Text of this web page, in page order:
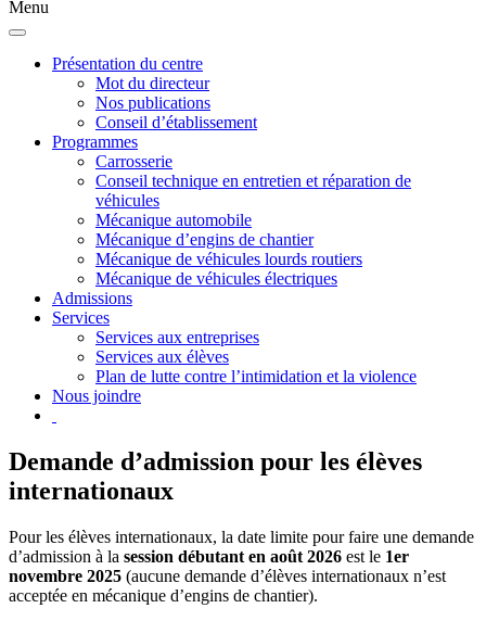
Menu
Présentation du centre
Mot du directeur
Nos publications
Conseil d’établissement
Programmes
Carrosserie
Conseil technique en entretien et réparation de
véhicules
Mécanique automobile
Mécanique d’engins de chantier
Mécanique de véhicules lourds routiers
Mécanique de véhicules électriques
Admissions
Services
Services aux entreprises
Services aux élèves
Plan de lutte contre l’intimidation et la violence
Nous joindre
Demande d’admission pour les élèves
internationaux
Pour les élèves internationaux, la date limite pour faire une demande
d’admission à la session débutant en août 2026 est le 1er
novembre 2025 (aucune demande d’élèves internationaux n’est
acceptée en mécanique d’engins de chantier).